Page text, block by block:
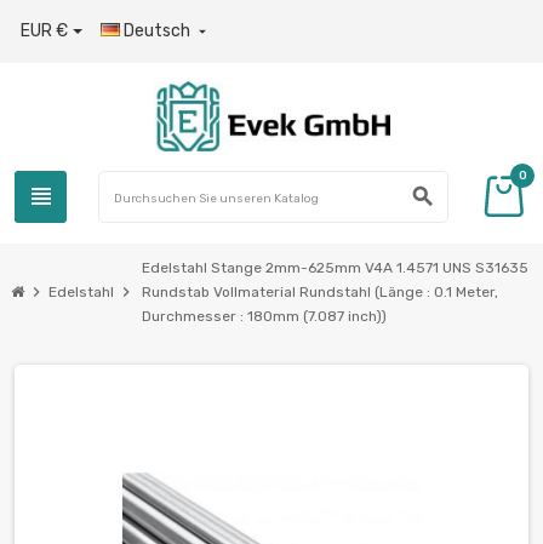
EUR € Deutsch 
view_headline search
0
chevron_right Edelstahl chevron_right
Edelstahl Stange 2mm-625mm V4A 1.4571 UNS S31635
Rundstab Vollmaterial Rundstahl (Länge : 0.1 Meter,
Durchmesser : 180mm (7.087 inch))